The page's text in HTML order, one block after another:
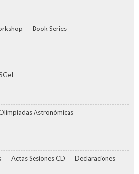
Book Series
SGeI
Astronómicas
Actas Sesiones CD Declaraciones